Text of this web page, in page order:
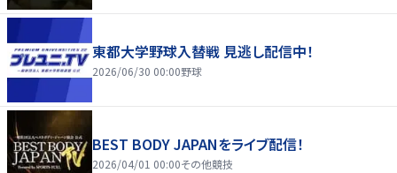
東都大学野球入替戦 見逃し配信中！
2026/06/30 00:00野球
BEST BODY JAPANをライブ配信！
2026/04/01 00:00その他競技